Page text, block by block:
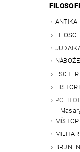
ANTIKA